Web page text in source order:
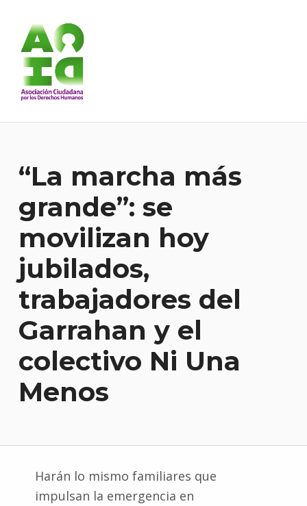
“La marcha más
grande”: se
movilizan hoy
jubilados,
trabajadores del
Garrahan y el
colectivo Ni Una
Menos
Harán lo mismo familiares que
impulsan la emergencia en